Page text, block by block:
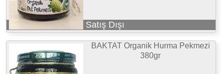
Satış Dışı
BAKTAT Organik Hurma Pekmezi
380gr